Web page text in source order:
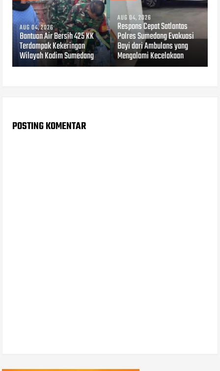
AUG 04, 2026
Bantuan Air Bersih 425 KK
Terdampak Kekeringan
Wilayah Kodim Sumedang
AUG 04, 2026
Respons Cepat Satlantas
Polres Sumedang Evakuasi
Bayi dari Ambulans yang
Mengalami Kecelakaan
POSTING KOMENTAR